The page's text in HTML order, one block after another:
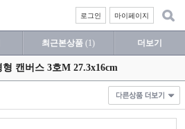
마이페이지
로그인
최근본상품 (1) 더보기
캔버스 3호M 27.3x16cm